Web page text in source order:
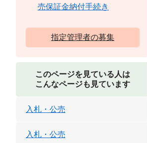
売保証金納付手続き
指定管理者の募集
このページを見ている人は
こんなページも見ています
入札・公売
入札・公売